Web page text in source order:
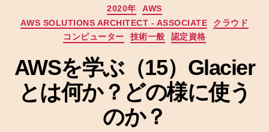
カ
テ
ゴ
リ
ー
2020年
AWS
AWS SOLUTIONS ARCHITECT - ASSOCIATE
クラウド
コンピューター
技術一般 認定資格
AWSを学ぶ（15）Glacier
とは何か？どの様に使う
のか？